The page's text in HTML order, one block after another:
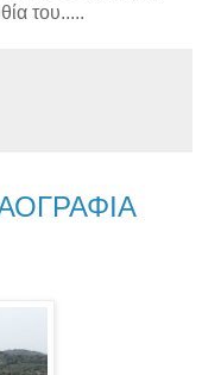
του.....